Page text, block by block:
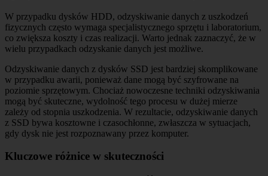
W przypadku dysków HDD, odzyskiwanie danych z uszkodzeń
fizycznych często wymaga specjalistycznego sprzętu i laboratorium,
co zwiększa koszty i czas realizacji. Warto jednak zaznaczyć, że w
wielu przypadkach odzyskanie danych jest możliwe.
Odzyskiwanie danych z dysków SSD jest bardziej skomplikowane
w przypadku awarii, ponieważ dane mogą być szyfrowane na
poziomie sprzętowym. Chociaż nowoczesne techniki odzyskiwania
mogą być skuteczne, wydolność tego procesu w dużej mierze
zależy od stopnia uszkodzenia. W rezultacie, odzyskiwanie danych
z SSD bywa kosztowne i czasochłonne, zwłaszcza w sytuacjach,
gdy dysk nie jest rozpoznawany przez komputer.
Kluczowe różnice w skuteczności